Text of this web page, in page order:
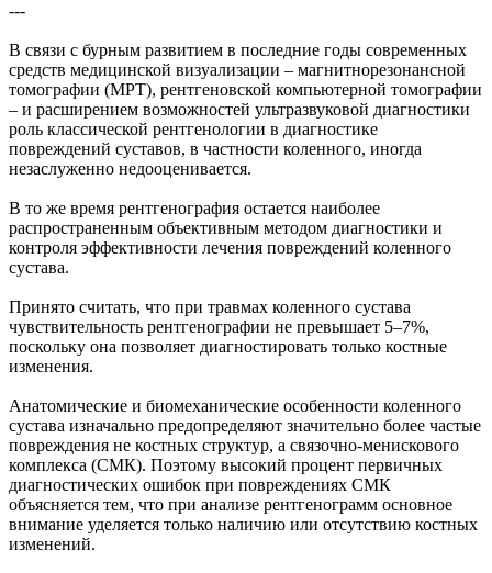
---
В связи с бурным развитием в последние годы современных
средств медицинской визуализации – магнитнорезонансной
томографии (МРТ), рентгеновской компьютерной томографии
– и расширением возможностей ультразвуковой диагностики
роль классической рентгенологии в диагностике
повреждений суставов, в частности коленного, иногда
незаслуженно недооценивается.
В то же время рентгенография остается наиболее
распространенным объективным методом диагностики и
контроля эффективности лечения повреждений коленного
сустава.
Принято считать, что при травмах коленного сустава
чувствительность рентгенографии не превышает 5–7%,
поскольку она позволяет диагностировать только костные
изменения.
Анатомические и биомеханические особенности коленного
сустава изначально предопределяют значительно более частые
повреждения не костных структур, а связочно-менискового
комплекса (СМК). Поэтому высокий процент первичных
диагностических ошибок при повреждениях СМК
объясняется тем, что при анализе рентгенограмм основное
внимание уделяется только наличию или отсутствию костных
изменений.